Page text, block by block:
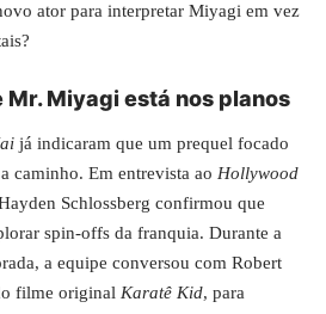
ator para interpretar Miyagi em vez
Mr. Miyagi está nos planos
já indicaram que um prequel focado
caminho. Em entrevista ao Hollywood
Schlossberg confirmou que
spin-offs da franquia. Durante a
a equipe conversou com Robert
filme original Karatê Kid, para